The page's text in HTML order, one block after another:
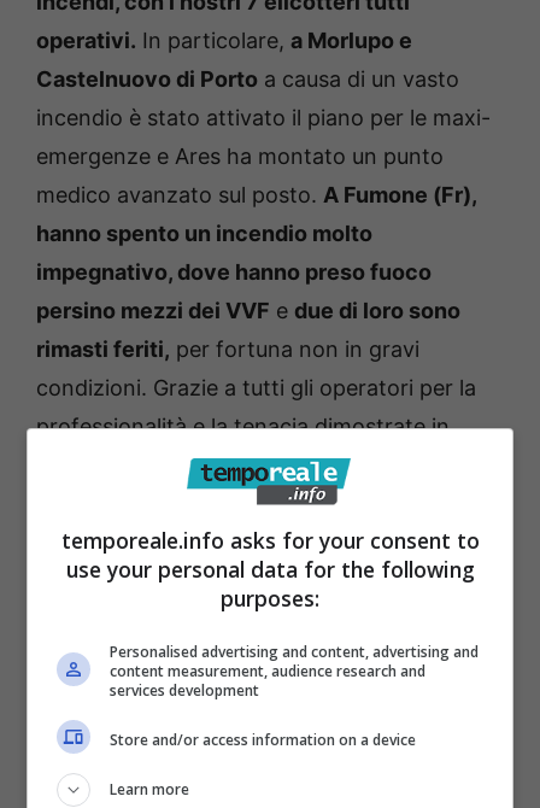
operativi. In particolare, a Morlupo e
Castelnuovo di Porto a causa di un vasto
incendio è stato attivato il piano per le maxi-
emergenze e Ares ha montato un punto
medico avanzato sul posto. A Fumone (Fr),
hanno spento un incendio molto
impegnativo, dove hanno preso fuoco
persino mezzi dei VVF e due di loro sono
rimasti feriti, per fortuna non in gravi
condizioni. Grazie a tutti gli operatori per la
professionalità e la tenacia dimostrate in
Lo dichiara in una nota
Francesco Rocca, presidente della Regione
Lazio.
temporeale.info asks for your consent to
use your personal data for the following
purposes:
Personalised advertising and content, advertising and
content measurement, audience research and
services development
Store and/or access information on a device
Learn more